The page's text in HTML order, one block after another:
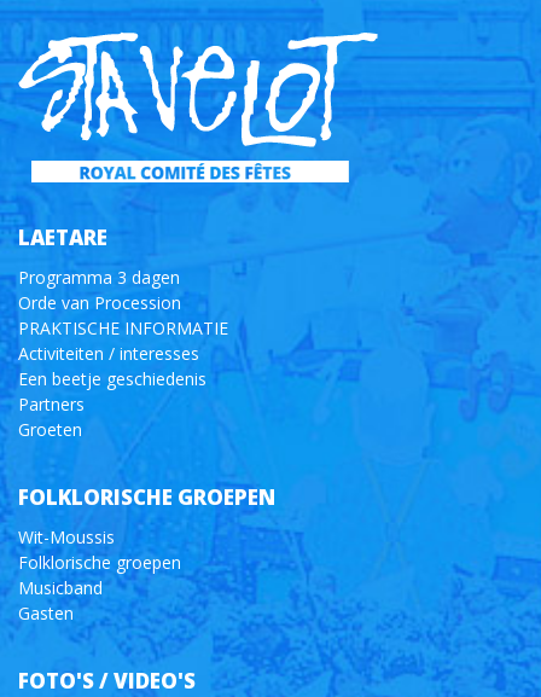
LAETARE
Programma 3 dagen
Orde van Procession
PRAKTISCHE INFORMATIE
Activiteiten / interesses
Een beetje geschiedenis
Partners
Groeten
FOLKLORISCHE GROEPEN
Wit-Moussis
Folklorische groepen
Musicband
Gasten
FOTO'S / VIDEO'S